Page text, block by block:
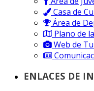
Casa de
Área de
Plano de
Web de
ENLACES DE